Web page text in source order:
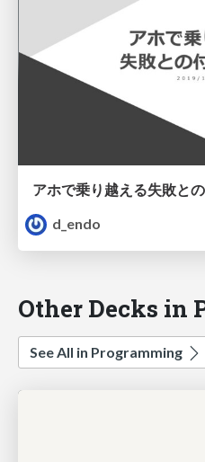
アホで乗り越える失敗と
d_endo
Other Decks in
See All in Programming